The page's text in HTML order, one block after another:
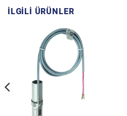
İLGILI ÜRÜNLER